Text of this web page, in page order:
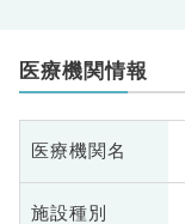
医療機関情報
医療機関名
施設種別